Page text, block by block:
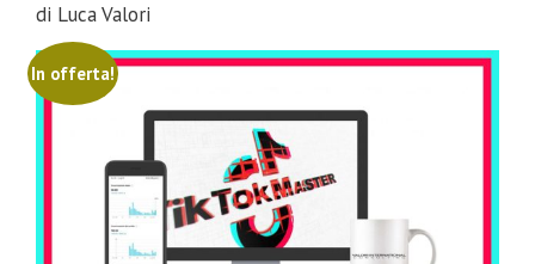
di Luca Valori
In offerta!